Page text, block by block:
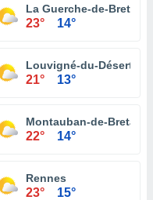
La Guerche-de-
23° 14°
Louvigné-du-Désert
21° 13°
Montauban-de-
22° 14°
Rennes
23° 15°